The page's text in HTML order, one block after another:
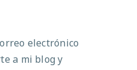
electrónico
a mi blog y